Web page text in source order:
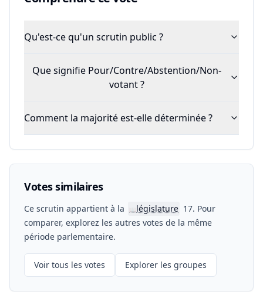
Qu'est-ce qu'un scrutin public ?
Que signifie Pour/Contre/Abstention/Non-
votant ?
Comment la majorité est-elle déterminée ?
Votes similaires
Ce scrutin appartient à la 📖législature 17. Pour
comparer, explorez les autres votes de la même
période parlementaire.
Voir tous les votes Explorer les groupes